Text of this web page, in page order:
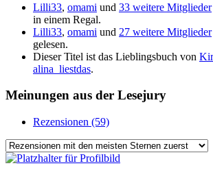
Lilli33, omami und 33 weitere Mitglieder
in einem Regal.
Lilli33, omami und 27 weitere Mitglieder
gelesen.
Dieser Titel ist das Lieblingsbuch von
alina_liestdas.
Meinungen aus der Lesejury
Rezensionen (59)